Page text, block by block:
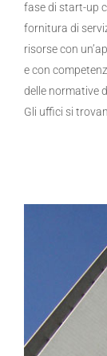
fase di start-up
fornitura di
risorse con
e con
delle normative
Gli uffici si